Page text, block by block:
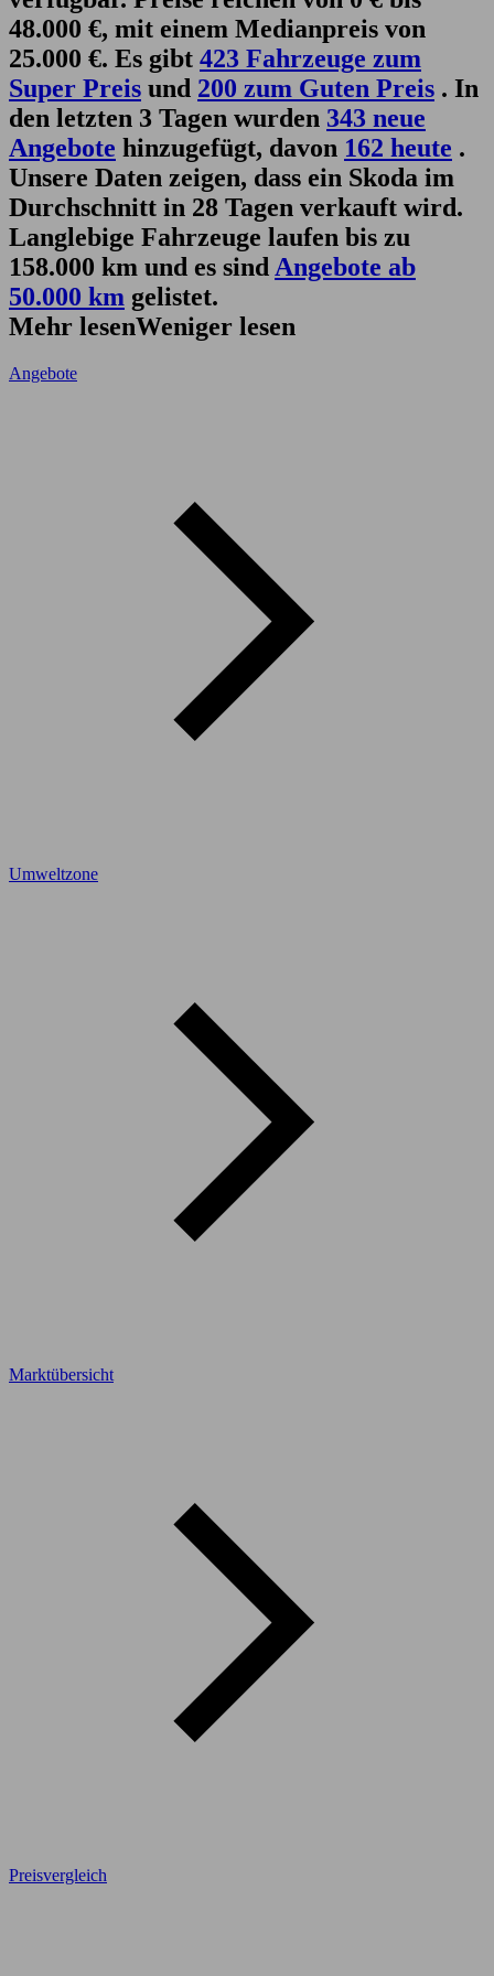
48.000 €, mit einem Medianpreis von
25.000 €. Es gibt 423 Fahrzeuge zum
Super Preis und 200 zum Guten Preis . In
den letzten 3 Tagen wurden 343 neue
Angebote hinzugefügt, davon 162 heute .
Unsere Daten zeigen, dass ein Skoda im
Durchschnitt in 28 Tagen verkauft wird.
Langlebige Fahrzeuge laufen bis zu
158.000 km und es sind Angebote ab
50.000 km gelistet.
Mehr lesenWeniger lesen
Angebote
Umweltzone
Marktübersicht
Preisvergleich